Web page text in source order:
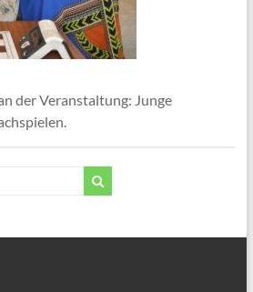
der Veranstaltung: Junge